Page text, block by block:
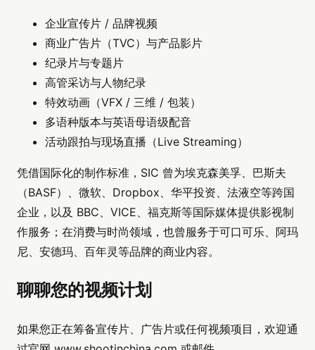
企业宣传片 / 品牌视频
商业广告片（TVC）与产品影片
纪录片与专题片
高管采访与人物纪录
特效动画（VFX / 三维 / 包装）
多语种版本与英语母语级配音
活动跟拍与现场直播（Live Streaming）
凭借国际化的制作标准，SIC 曾为埃克森美孚、巴斯夫
（BASF）、微软、Dropbox、华平投资、法液空等跨国
企业，以及 BBC、VICE、福克斯等国际媒体提供影视制
作服务；在消费与时尚领域，也曾服务于可口可乐、阿玛
尼、安德玛、百年灵等品牌的商业内容。
聊聊您的视频计划
如果您正在筹备宣传片、广告片或任何视频项目，欢迎通